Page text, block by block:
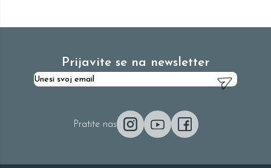
Prijavite se na newsletter
Pratite nas